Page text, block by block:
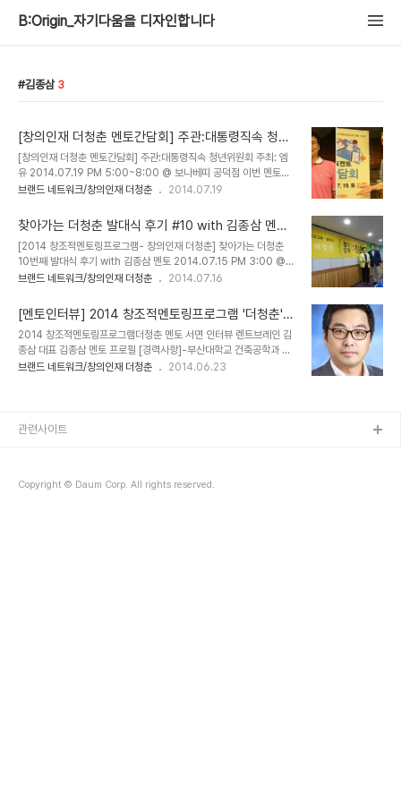
B:Origin_자기다움을 디자인합니다
김종삼 3
[창의인재 더청춘 멘토간담회] 주관:대통령직속 청년
위원회 주최: 엠유 @보나베띠 공덕점
[창의인재 더청춘 멘토간담회] 주관:대통령직속 청년위원회 주최: 엠
유 2014.07.19 PM 5:00~8:00 @ 보나베띠 공덕점 이번 멘토간
담회는 대표멘토들간의 교류와 대표멘토들의 멘토링 프로그램 노하우
대표멘토들과 함께 한 멘토링간담회 @보나베띠 공덕역점|작성자 리
얼리스트 손대희 ● 프로그램 (총 180분)05. 오프닝20. 멘토들의 2
분 스피치05. 청년위원회 & 총괄기획 조연심 인사말10. 더청춘 현재
상황 공유20. 더청춘의 모체 300프로젝트/ 참여자 대학생 김종오의
멘티입장 60. 멘토들의 멘토링 프로그램 및 멘티관리 노하우 공유
진 프로그램 시작 전 포토..
브랜드 네트워크/창의인재 더청춘 2014.07.19
찾아가는 더청춘 발대식 후기 #10 with 김종삼 멘토
@영산대학교 by 퍼스널브랜드PD 박현진
[2014 창조적멘토링프로그램- 창의인재 더청춘] 찾아가는 더청춘
10번째 발대식 후기 with 김종삼 멘토 2014.07.15 PM 3:00 @
영산대학교 해운대캠퍼스by 엠유MU 조연심, 강정은, 손대희, 박현
대캠퍼스에서 창의인재더청춘 발대식이 진행되었다. 렌트브레인의 김
종삼 대표멘토와 함께 40여 명의 멘티가 함께 활동하게 된다. 부산의
또다른 멘토 이부승 코치의 제자 전성곤 멘티의 제안으로 이사벨 중학
교 학생 30여명도 참여했다. 퍼스널브랜드PD 박현진의 오프닝으로
시작했다. 청년위원회 권우성 팀장은 2030 청년들과 함께 고민하고
브랜드 네트워크/창의인재 더청춘 2014.07.16
[멘토인터뷰] 2014 창조적멘토링프로그램 '더청춘' -
김종삼 대표 by 퍼스널브랜드PD 박현진
2014 창조적멘토링프로그램더청춘 멘토 서면 인터뷰 렌트브레인 김
종삼 대표 김종삼 멘토 프로필 [경력사항]-부산대학교 건축공학과 졸
업, 부경대학교 대학원 기술경영 MOT 과정 -롯데건설 건축기사 -부
조적 멘토링 프로그램 ‘더청춘’ 멘토 현)인창병원 이사 ▲ MBC TV
레스토랑)의 아침 조회 풍경 2..
브랜드 네트워크/창의인재 더청춘 2014.06.23
Copyright © Daum Corp. All rights reserved.
관련사이트